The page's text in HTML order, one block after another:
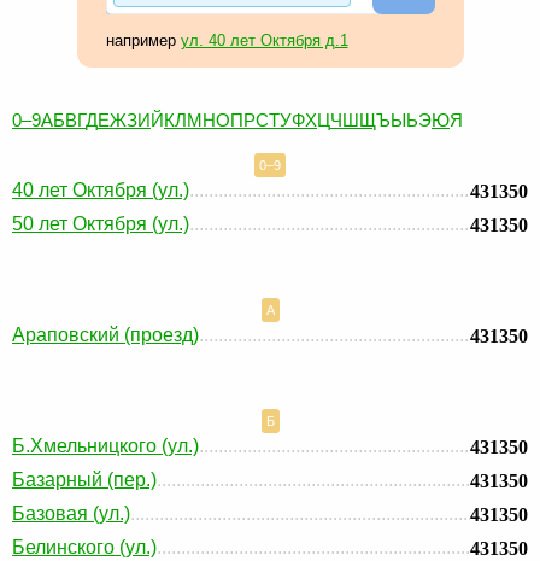
например ул. 40 лет Октября д.1
0–9АБВГДЕЖЗИЙКЛМНОПРСТУФХЦЧШЩЪЫЬЭЮЯ
0–9
40 лет Октября (ул.)
431350
50 лет Октября (ул.)
431350
А
Араповский (проезд) 431350
Б
Б.Хмельницкого (ул.)
431350
Базарный (пер.)
431350
Базовая (ул.)
431350
Белинского (ул.)
431350